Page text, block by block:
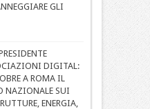
GLI
DIGITAL:
A ROMA IL
NAZIONALE SUI
ENERGIA,